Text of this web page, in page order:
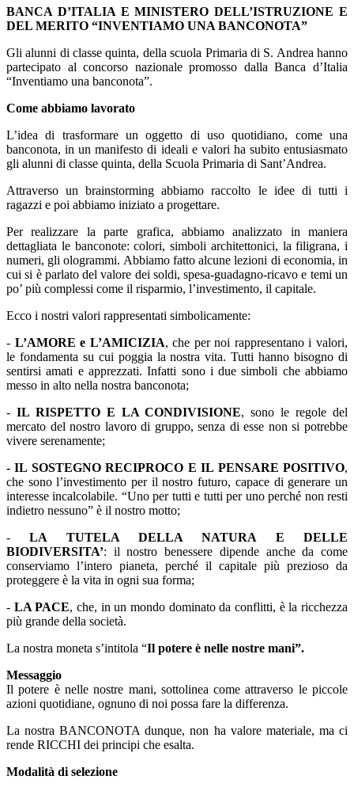
BANCA D’ITALIA E MINISTERO DELL’ISTRUZIONE E
DEL MERITO “INVENTIAMO UNA BANCONOTA”
Gli alunni di classe quinta, della scuola Primaria di S. Andrea hanno
partecipato al concorso nazionale promosso dalla Banca d’Italia
“Inventiamo una banconota”.
Come abbiamo lavorato
L’idea di trasformare un oggetto di uso quotidiano, come una
banconota, in un manifesto di ideali e valori ha subito entusiasmato
gli alunni di classe quinta, della Scuola Primaria di Sant’Andrea.
Attraverso un brainstorming abbiamo raccolto le idee di tutti i
ragazzi e poi abbiamo iniziato a progettare.
Per realizzare la parte grafica, abbiamo analizzato in maniera
dettagliata le banconote: colori, simboli architettonici, la filigrana, i
numeri, gli ologrammi. Abbiamo fatto alcune lezioni di economia, in
cui si è parlato del valore dei soldi, spesa-guadagno-ricavo e temi un
po’ più complessi come il risparmio, l’investimento, il capitale.
Ecco i nostri valori rappresentati simbolicamente:
- L’AMORE e L’AMICIZIA, che per noi rappresentano i valori,
le fondamenta su cui poggia la nostra vita. Tutti hanno bisogno di
sentirsi amati e apprezzati. Infatti sono i due simboli che abbiamo
messo in alto nella nostra banconota;
- IL RISPETTO E LA CONDIVISIONE, sono le regole del
mercato del nostro lavoro di gruppo, senza di esse non si potrebbe
vivere serenamente;
- IL SOSTEGNO RECIPROCO E IL PENSARE POSITIVO,
che sono l’investimento per il nostro futuro, capace di generare un
interesse incalcolabile. “Uno per tutti e tutti per uno perché non resti
indietro nessuno” è il nostro motto;
-LA TUTELA DELLA NATURA E DELLE
BIODIVERSITA’: il nostro benessere dipende anche da come
conserviamo l’intero pianeta, perché il capitale più prezioso da
proteggere è la vita in ogni sua forma;
- LA PACE, che, in un mondo dominato da conflitti, è la ricchezza
più grande della società.
La nostra moneta s’intitola “Il potere è nelle nostre mani”.
Messaggio
Il potere è nelle nostre mani, sottolinea come attraverso le piccole
azioni quotidiane, ognuno di noi possa fare la differenza.
La nostra BANCONOTA dunque, non ha valore materiale, ma ci
rende RICCHI dei principi che esalta.
Modalità di selezione